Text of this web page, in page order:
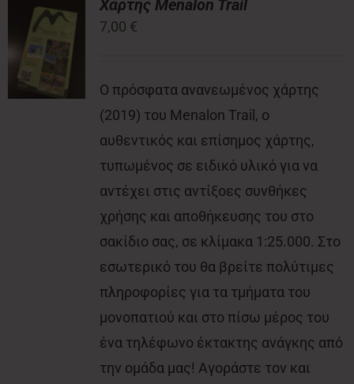
Νέα
Επικοινωνία
Χάρτης Menalon Trail
7,00 €
Ο πρόσφατα ανανεωμένος χάρτης
(2019) του Menalon Trail, ο
αυθεντικός και επίσημος χάρτης,
τυπωμένος σε ειδικό υλικό για να
αντέχει στις αντίξοες συνθήκες
χρήσης και αποθήκευσης του στο
σακίδιο σας, σε κλίμακα 1:25.000. Στο
εσωτερικό του θα βρείτε πολύτιμες
πληροφορίες για τα τμήματα του
μονοπατιού και στο πίσω μέρος του
ένα τηλέφωνο έκτακτης ανάγκης από
την ομάδα μας! Αγοράστε τον και